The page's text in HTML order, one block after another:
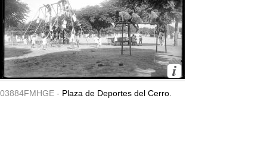
03884FMHGE - Plaza de Deportes del Cerro.